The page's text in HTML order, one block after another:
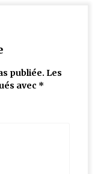
publiée. Les
avec *